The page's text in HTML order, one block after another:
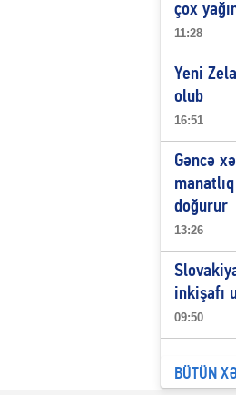
çox
11:28
Yeni
olub
16:51
Gəncə
doğurur
13:26
inkişafı
09:50
BÜTÜN